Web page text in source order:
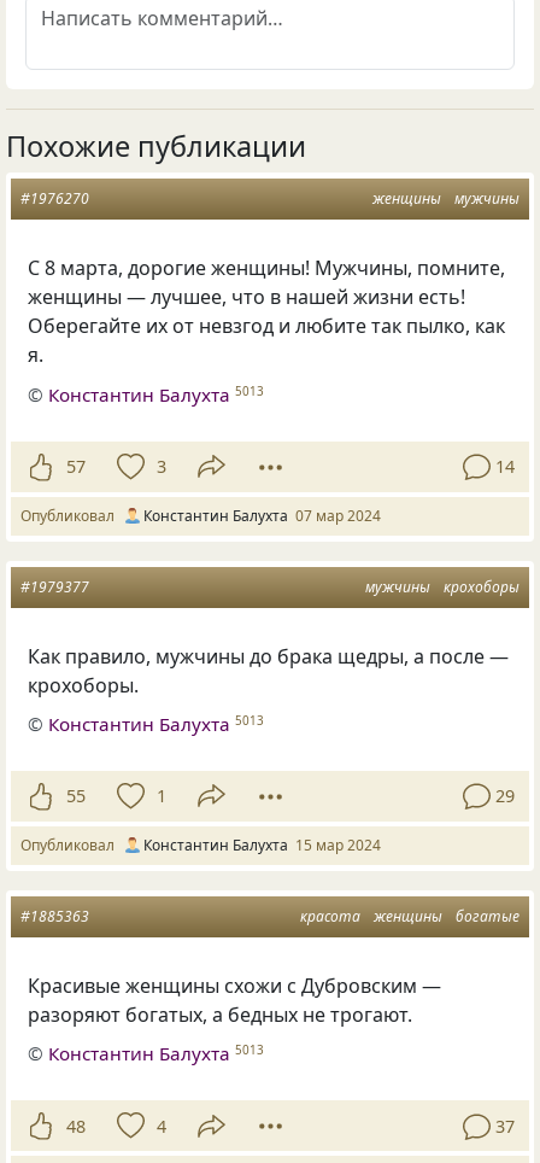
Похожие публикации
женщины мужчины
#1976270
С 8 марта, дорогие женщины! Мужчины, помните,
женщины — лучшее, что в нашей жизни есть!
Оберегайте их от невзгод и любите так пылко, как
я.
© Константин Балухта 5013
57 3 14
Опубликовал Константин Балухта 07 мар 2024
мужчины крохоборы
#1979377
Как правило, мужчины до брака щедры, а после —
крохоборы.
© Константин Балухта 5013
55 1 29
Опубликовал Константин Балухта 15 мар 2024
красота женщины богатые
#1885363
Красивые женщины схожи с Дубровским —
разоряют богатых, а бедных не трогают.
© Константин Балухта 5013
48 4 37